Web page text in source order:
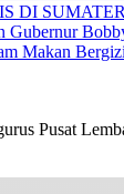
Makan
Pusat